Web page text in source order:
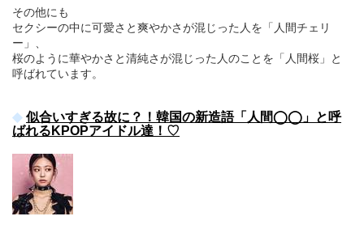
その他にも
セクシーの中に可愛さと爽やかさが混じった人を「人間チェリ
ー」、
桜のように華やかさと清純さが混じった人のことを「人間桜」と
呼ばれています。
似合いすぎる故に？！韓国の新造語「人間◯◯」と呼
ばれるKPOPアイドル達！♡